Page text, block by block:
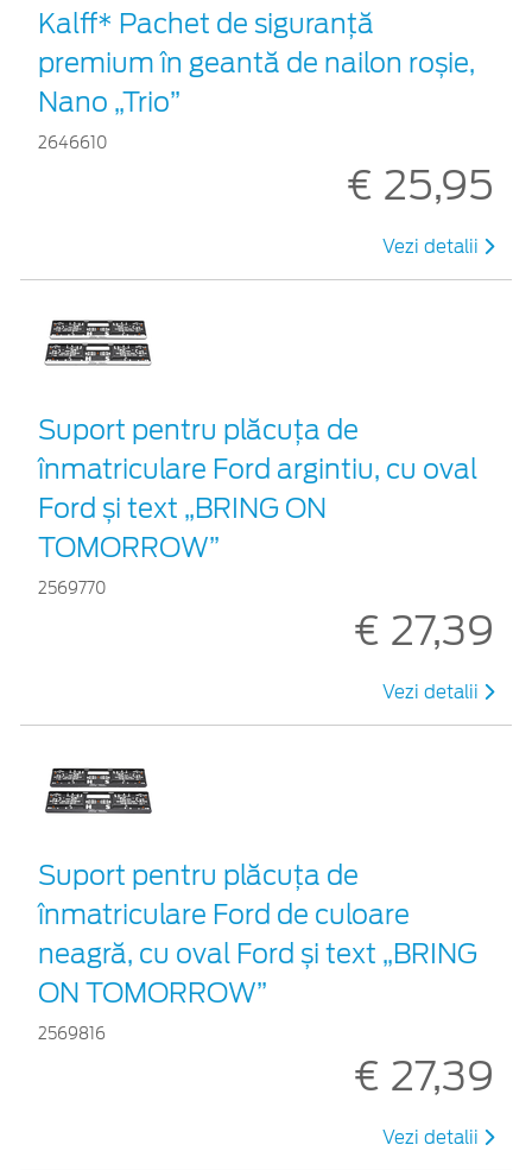
Kalff* Pachet de siguranţă
premium în geantă de nailon roșie,
Nano „Trio”
2646610
€ 25,95
Vezi detalii
Suport pentru plăcuța de
înmatriculare Ford argintiu, cu oval
Ford și text „BRING ON
TOMORROW”
2569770
€ 27,39
Vezi detalii
Suport pentru plăcuța de
înmatriculare Ford de culoare
neagră, cu oval Ford și text „BRING
ON TOMORROW”
2569816
€ 27,39
Vezi detalii